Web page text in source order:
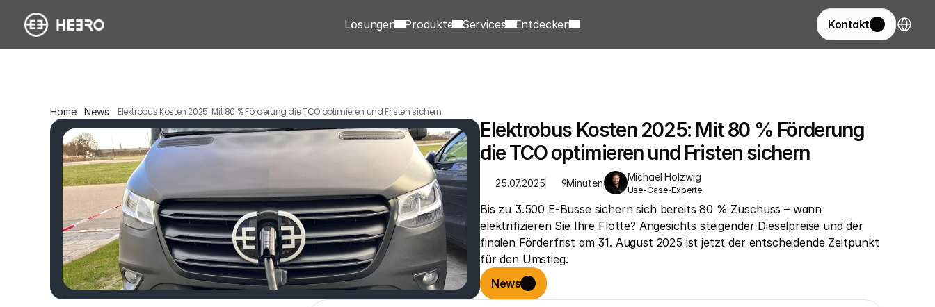
Lösungen Produkte Services Entdecken Kontakt Select
Home News Elektrobus Kosten 2025: Mit 80 % Förderung die TCO optimieren und Fristen sichern
Elektrobus Kosten 2025: Mit 80 % Förderung
die TCO optimieren und Fristen sichern
25.07.2025 9Minuten
Michael Holzwig
Use-Case-Experte
Bis zu 3.500 E-Busse sichern sich bereits 80 % Zuschuss – wann
elektrifizieren Sie Ihre Flotte? Angesichts steigender Dieselpreise und der
finalen Förderfrist am 31. August 2025 ist jetzt der entscheidende Zeitpunkt
für den Umstieg.
News